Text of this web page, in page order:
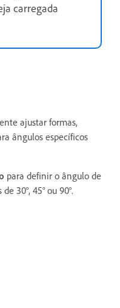
carregada
ajustar formas,
ângulos específicos
para definir o ângulo de
30°, 45° ou 90°.